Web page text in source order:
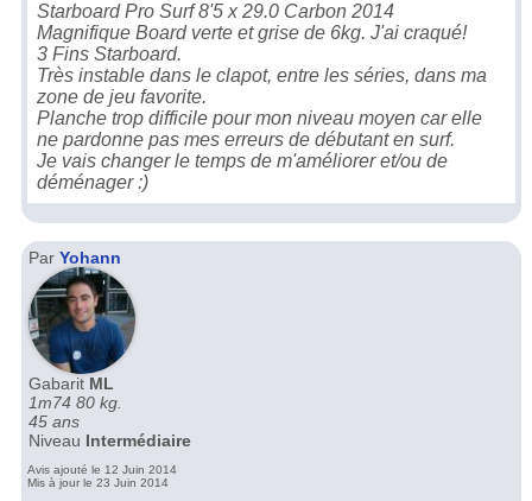
Starboard Pro Surf 8'5 x 29.0 Carbon 2014
Magnifique Board verte et grise de 6kg. J'ai craqué!
3 Fins Starboard.
Très instable dans le clapot, entre les séries, dans ma
zone de jeu favorite.
Planche trop difficile pour mon niveau moyen car elle
ne pardonne pas mes erreurs de débutant en surf.
Je vais changer le temps de m'améliorer et/ou de
déménager :)
Par Yohann
Gabarit ML
1m74 80 kg.
45 ans
Niveau Intermédiaire
Avis ajouté le 12 Juin 2014
Mis à jour le 23 Juin 2014